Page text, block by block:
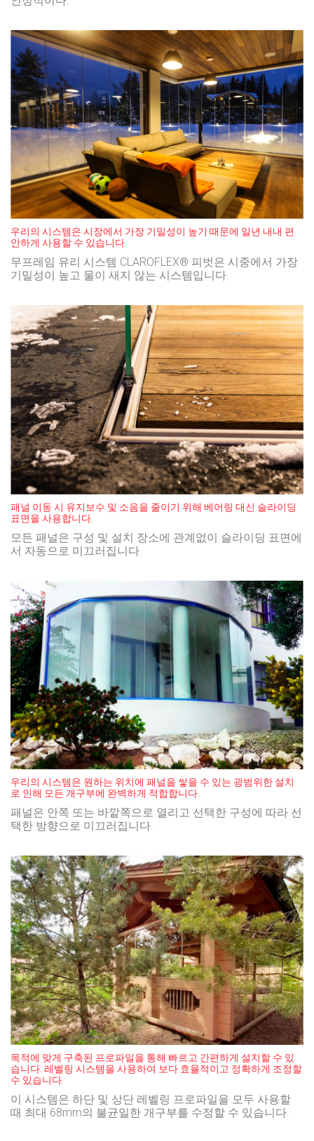
우리의 시스템은 시장에서 가장 기밀성이 높기 때문에 일년 내내 편
안하게 사용할 수 있습니다.
무프레임 유리 시스템 CLAROFLEX® 피벗은 시중에서 가장
기밀성이 높고 물이 새지 않는 시스템입니다.
패널 이동 시 유지보수 및 소음을 줄이기 위해 베어링 대신 슬라이딩
표면을 사용합니다.
모든 패널은 구성 및 설치 장소에 관계없이 슬라이딩 표면에
서 자동으로 미끄러집니다.
우리의 시스템은 원하는 위치에 패널을 쌓을 수 있는 광범위한 설치
로 인해 모든 개구부에 완벽하게 적합합니다.
패널은 안쪽 또는 바깥쪽으로 열리고 선택한 구성에 따라 선
택한 방향으로 미끄러집니다.
목적에 맞게 구축된 프로파일을 통해 빠르고 간편하게 설치할 수 있
습니다. 레벨링 시스템을 사용하여 보다 효율적이고 정확하게 조정할
수 있습니다.
이 시스템은 하단 및 상단 레벨링 프로파일을 모두 사용할
때 최대 68mm의 불균일한 개구부를 수정할 수 있습니다.